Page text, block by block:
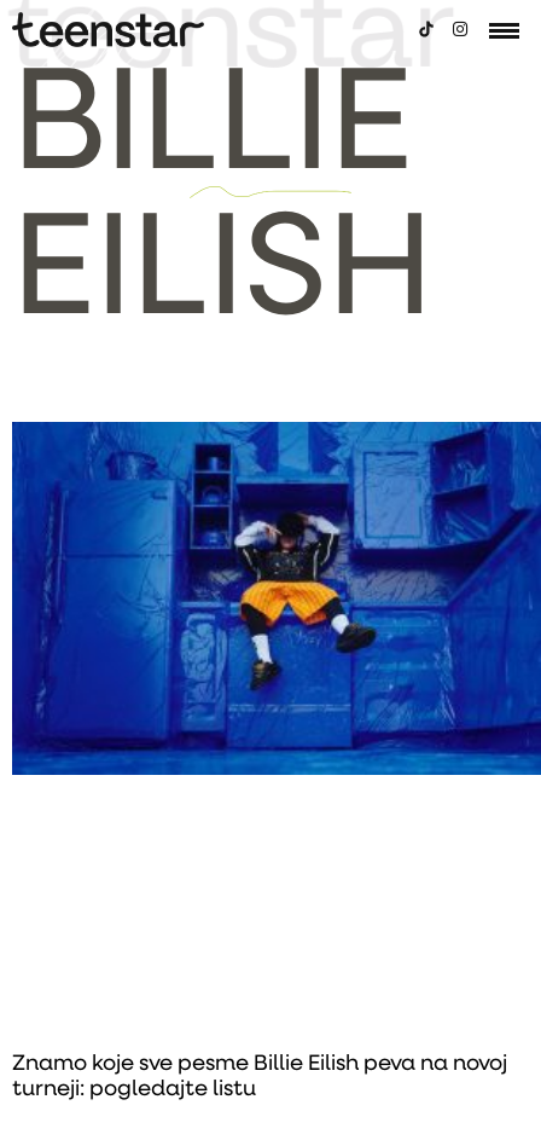
BILLIE
EILISH
Znamo koje sve pesme Billie Eilish peva na novoj
turneji: pogledajte listu